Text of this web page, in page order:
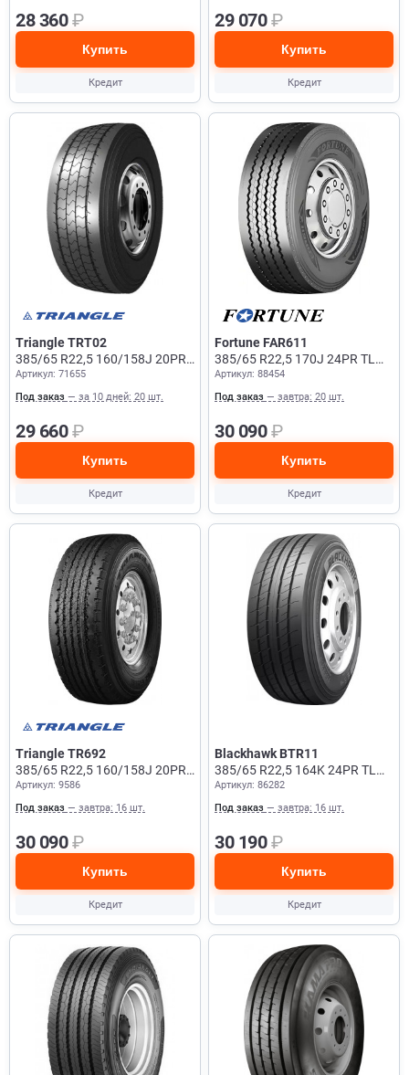
28 360₽
Купить
Кредит
29 070₽
Купить
Кредит
Triangle TRT02
385/65 R22,5 160/158J 20PR
TL Прицеп
Артикул: 71655
Под заказ — за 10 дней: 20 шт.
29 660₽
Купить
Кредит
Fortune FAR611
385/65 R22,5 170J 24PR TL
Прицеп
Артикул: 88454
Под заказ — завтра: 20 шт.
30 090₽
Купить
Кредит
Triangle TR692
385/65 R22,5 160/158J 20PR
TL Рулевая + Прицеп
Артикул: 9586
Под заказ — завтра: 16 шт.
30 090₽
Купить
Кредит
Blackhawk BTR11
385/65 R22,5 164K 24PR TL
Прицеп
Артикул: 86282
Под заказ — завтра: 16 шт.
30 190₽
Купить
Кредит